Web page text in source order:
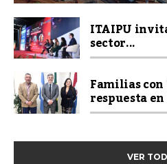
ITAIPU
sector...
Familias
respuesta
VER